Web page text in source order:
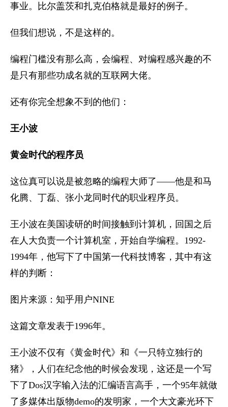
事业。比尔盖茨和扎克伯格就是最好的例子。
但我们想说，不是这样的。
编程门槛没有那么高，会编程、对编程感兴趣的不
是只有那些功成名就的互联网大佬。
还有你完全想象不到的他们：
王小波
黄金时代的程序员
这位真可以说是被忽略的编程大师了——他是和马
化腾、丁磊、张小龙同时代的职业程序员。
王小波在美国读研的时间接触到计算机，回国之后
在人大负责一个计算机室，开始自学编程。1992-
1994年，他写下了中国第一代科技博客，其中有这
样的判断：
图片来源：知乎用户NINE
这篇文章发表于1996年。
王小波不仅有《黄金时代》和《一只特立独行的
猪》，人们在纪念他的时候会发现，这还是一个写
下了Dos汉字输入法的汇编语言高手，一个95年就做
了多媒体出版物demo的发明家，一个大文豪光环下